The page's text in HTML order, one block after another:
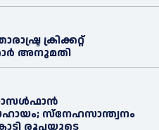
ക്രിക്കറ്റ്
അനുമതി
സ്‌നേഹസാന്ത്വനം
കോടി രൂപയുടെ